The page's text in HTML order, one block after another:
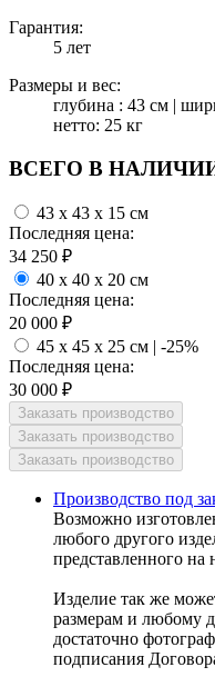
Гарантия:
5 лет
Размеры и вес:
глубина : 43 см |
нетто: 25 кг
ВСЕГО В
43 x 43 x 15 см
Последняя цена:
34 250 ₽
40 x 40 x 20 см
Последняя цена:
20 000 ₽
45 x 45 x 25 см | -25%
Последняя цена:
30 000 ₽
Производство под
Возможно
любого другого
представленного на
Изделие так же
размерам и любому
достаточно
подписания